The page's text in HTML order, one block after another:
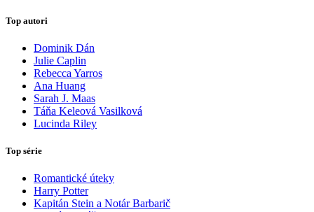
Top autori
Dominik Dán
Julie Caplin
Rebecca Yarros
Ana Huang
Sarah J. Maas
Táňa Keleová Vasilková
Lucinda Riley
Top série
Romantické úteky
Harry Potter
Kapitán Stein a Notár Barbarič